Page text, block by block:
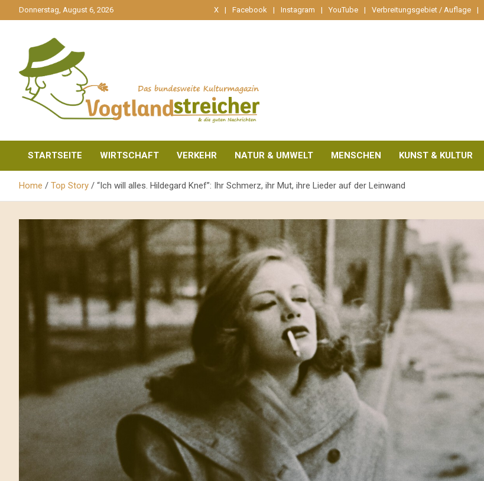
zum
Donnerstag, August 6, 2026 X Facebook Instagram YouTube Verbreitungsgebiet / Auflage
Vogtlandstreicher
STARTSEITE WIRTSCHAFT VERKEHR NATUR & UMWELT MENSCHEN KUNST & KULTUR
Home Top Story “Ich will alles. Hildegard Knef”: Ihr Schmerz, ihr Mut, ihre Lieder auf der Leinwand